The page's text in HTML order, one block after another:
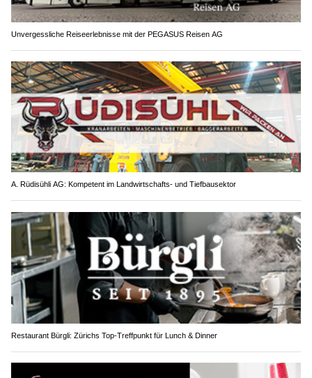
Unvergessliche Reiseerlebnisse mit der PEGASUS Reisen AG
A. Rüdisühli AG: Kompetent im Landwirtschafts- und Tiefbausektor
Restaurant Bürgli: Zürichs Top-Treffpunkt für Lunch & Dinner